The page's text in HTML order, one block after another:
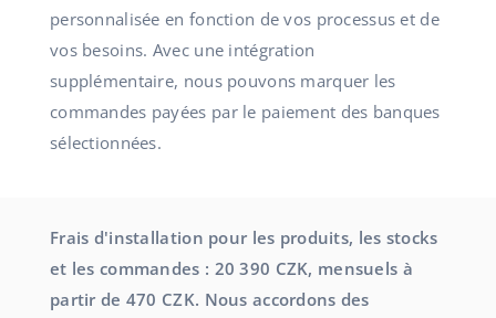
personnalisée en fonction de vos processus et de
vos besoins. Avec une intégration
supplémentaire, nous pouvons marquer les
commandes payées par le paiement des banques
sélectionnées.
Frais d'installation pour les produits, les stocks
et les commandes : 20 390 CZK, mensuels à
partir de 470 CZK. Nous accordons des